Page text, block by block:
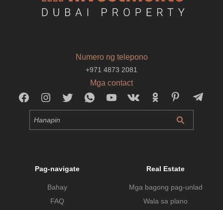
Numero ng telepono
+971 4873 2081
Mga contact
Pag-navigate
Bahay
FAQ
Real Estate
Mga bagong pag-unlad
Wala sa plano